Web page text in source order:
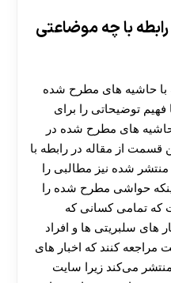
با چه موضاعتی
با حاشیه های مطرح شده
توضیحاتی را برای
های مطرح شده در
قسمت از مقاله در رابطه با
شده نیز مطالبی را
حواشی مطرح شده را
که تمامی کسانی که
های سلبریتی ها و افراد
کنند که اخبار های
منتشر می‌کند زیرا سایت